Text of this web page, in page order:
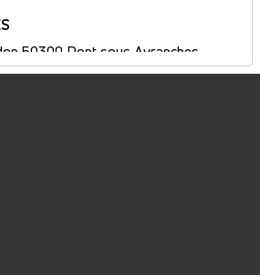
50300 Pont sous Avranches
14h-18h